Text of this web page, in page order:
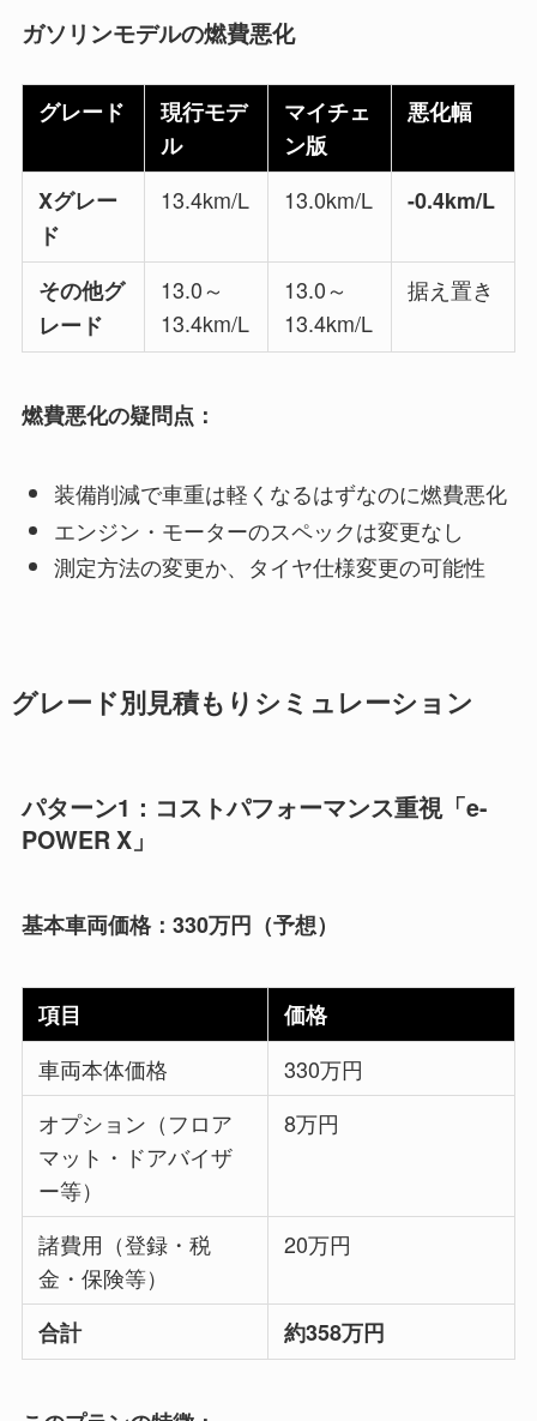
ガソリンモデルの燃費悪化
グレード
現行モデ
ル
マイチェ
ン版
悪化幅
Xグレー
ド
13.4km/L 13.0km/L -0.4km/L
その他グ
レード
13.0～
13.4km/L
13.0～
13.4km/L
据え置き
燃費悪化の疑問点：
装備削減で車重は軽くなるはずなのに燃費悪化
エンジン・モーターのスペックは変更なし
測定方法の変更か、タイヤ仕様変更の可能性
グレード別見積もりシミュレーション
パターン1：コストパフォーマンス重視「e-
POWER X」
基本車両価格：330万円（予想）
項目
価格
車両本体価格
330万円
オプション（フロア
マット・ドアバイザ
ー等）
8万円
諸費用（登録・税
金・保険等）
20万円
合計 約358万円